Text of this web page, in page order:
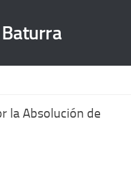
la Absolución de